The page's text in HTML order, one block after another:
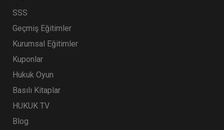
SSS
Geçmiş Eğitimler
Kurumsal Eğitimler
Kuponlar
Hukuk Oyun
Basılı Kitaplar
HUKUK TV
Blog